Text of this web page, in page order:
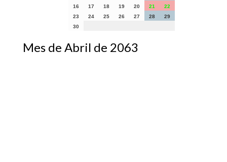
16
17 18 19 20 21
22
23
24 25 26 27 28
29
30
Mes de Abril de 2063